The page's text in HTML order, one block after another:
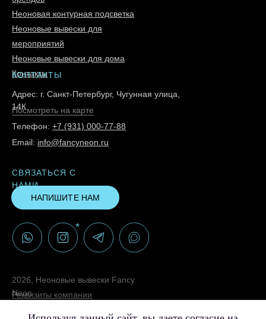
Неоновая контурная подсветка
Неоновые вывески для
мероприятий
Неоновые вывески для дома
Контакты
КОНТАКТЫ
Посмотреть на карте
Адрес: г. Санкт-Петербург, Чугунная улица,
14К
Телефон: +7 (931) 000-77-88
Email: info@fancyneon.ru
Реквизиты компании
2026, Неоновые вывески Fancy
Neon
СВЯЗАТЬСЯ С
НАМИ
НАПИШИТЕ НАМ
*